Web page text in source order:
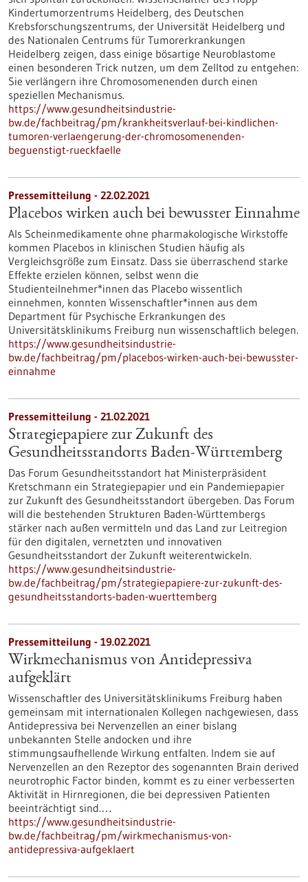
Kindertumorzentrums Heidelberg, des Deutschen
Krebsforschungszentrums, der Universität Heidelberg und
des Nationalen Centrums für Tumorerkrankungen
Heidelberg zeigen, dass einige bösartige Neuroblastome
einen besonderen Trick nutzen, um dem Zelltod zu entgehen:
Sie verlängern ihre Chromosomenenden durch einen
speziellen Mechanismus.
https://www.gesundheitsindustrie-
bw.de/fachbeitrag/pm/krankheitsverlauf-bei-kindlichen-
tumoren-verlaengerung-der-chromosomenenden-
beguenstigt-rueckfaelle
Pressemitteilung - 22.02.2021
Placebos wirken auch bei bewusster Einnahme
Als Scheinmedikamente ohne pharmakologische Wirkstoffe
kommen Placebos in klinischen Studien häufig als
Vergleichsgröße zum Einsatz. Dass sie überraschend starke
Effekte erzielen können, selbst wenn die
Studienteilnehmer*innen das Placebo wissentlich
einnehmen, konnten Wissenschaftler*innen aus dem
Department für Psychische Erkrankungen des
Universitätsklinikums Freiburg nun wissenschaftlich belegen.
https://www.gesundheitsindustrie-
bw.de/fachbeitrag/pm/placebos-wirken-auch-bei-bewusster-
einnahme
Pressemitteilung - 21.02.2021
Strategiepapiere zur Zukunft des
Gesundheitsstandorts Baden-Württemberg
Das Forum Gesundheitsstandort hat Ministerpräsident
Kretschmann ein Strategiepapier und ein Pandemiepapier
zur Zukunft des Gesundheitsstandort übergeben. Das Forum
will die bestehenden Strukturen Baden-Württembergs
stärker nach außen vermitteln und das Land zur Leitregion
für den digitalen, vernetzten und innovativen
Gesundheitsstandort der Zukunft weiterentwickeln.
https://www.gesundheitsindustrie-
bw.de/fachbeitrag/pm/strategiepapiere-zur-zukunft-des-
gesundheitsstandorts-baden-wuerttemberg
Pressemitteilung - 19.02.2021
Wirkmechanismus von Antidepressiva
aufgeklärt
Wissenschaftler des Universitätsklinikums Freiburg haben
gemeinsam mit internationalen Kollegen nachgewiesen, dass
Antidepressiva bei Nervenzellen an einer bislang
unbekannten Stelle andocken und ihre
stimmungsaufhellende Wirkung entfalten. Indem sie auf
Nervenzellen an den Rezeptor des sogenannten Brain derived
neurotrophic Factor binden, kommt es zu einer verbesserten
Aktivität in Hirnregionen, die bei depressiven Patienten
beeinträchtigt sind.…
https://www.gesundheitsindustrie-
bw.de/fachbeitrag/pm/wirkmechanismus-von-
antidepressiva-aufgeklaert